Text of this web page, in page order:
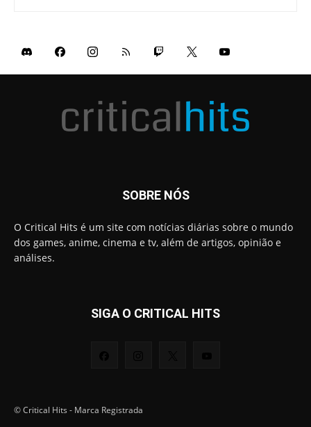
SOBRE NÓS
O Critical Hits é um site com notícias diárias sobre o mundo
dos games, anime, cinema e tv, além de artigos, opinião e
análises.
SIGA O CRITICAL HITS
© Critical Hits - Marca Registrada